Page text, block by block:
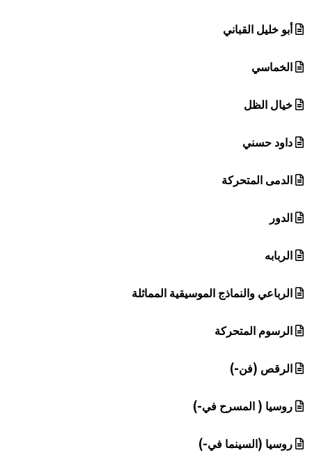
أبو خليل القباني
الخماسي
خيال الظل
داود حسني
الدمى المتحركة
الدور
الربابه
الرباعي والنماذج الموسيقية المماثلة
الرسوم المتحركة
الرقص (فن-)
روسيا ( المسرح في-)
روسيا (السينما في-)